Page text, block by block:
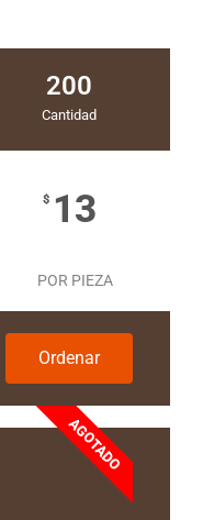
200
Cantidad
$ 13
POR PIEZA
Ordenar
AGOTADO